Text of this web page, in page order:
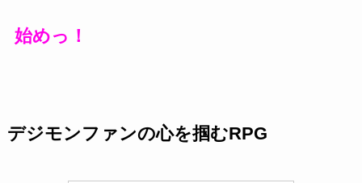
始めっ！
デジモンファンの心を掴むRPG